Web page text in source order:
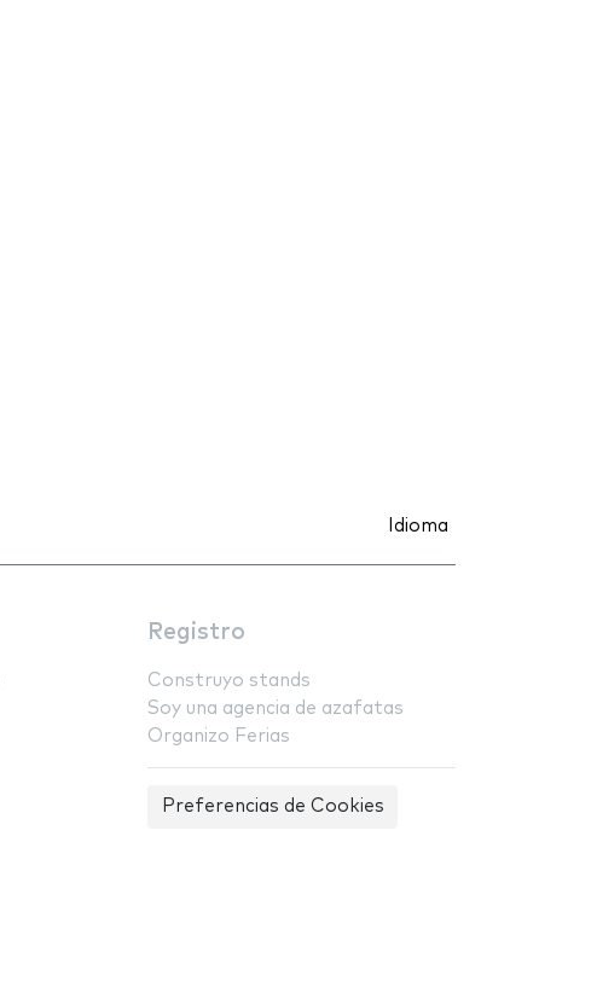
Idioma
Registro
Construyo stands
Soy una agencia de azafatas
Organizo Ferias
Preferencias de Cookies